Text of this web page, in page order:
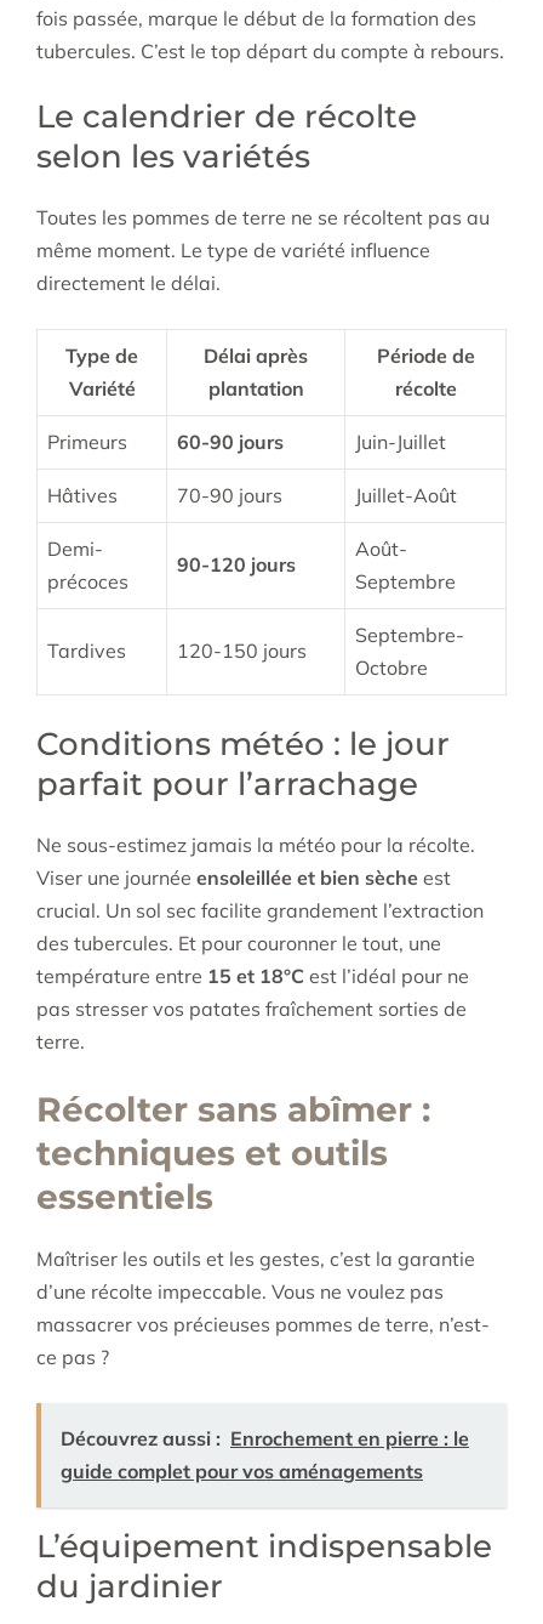
fois passée, marque le début de la formation des
tubercules. C’est le top départ du compte à rebours.
Le calendrier de récolte
selon les variétés
Toutes les pommes de terre ne se récoltent pas au
même moment. Le type de variété influence
directement le délai.
Type de
Variété
Délai après
plantation
Période de
récolte
Primeurs 60-90 jours Juin-Juillet
Hâtives 70-90 jours Juillet-Août
Demi-
précoces
90-120 jours
Août-
Septembre
Tardives 120-150 jours
Septembre-
Octobre
Conditions météo : le jour
parfait pour l’arrachage
Ne sous-estimez jamais la météo pour la récolte.
Viser une journée ensoleillée et bien sèche est
crucial. Un sol sec facilite grandement l’extraction
des tubercules. Et pour couronner le tout, une
température entre 15 et 18°C est l’idéal pour ne
pas stresser vos patates fraîchement sorties de
terre.
Récolter sans abîmer :
techniques et outils
essentiels
Maîtriser les outils et les gestes, c’est la garantie
d’une récolte impeccable. Vous ne voulez pas
massacrer vos précieuses pommes de terre, n’est-
ce pas ?
Découvrez aussi : Enrochement en pierre : le
guide complet pour vos aménagements
L’équipement indispensable
du jardinier